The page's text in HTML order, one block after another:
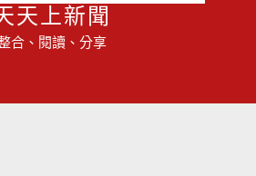
天上新聞
合、閱讀、分享